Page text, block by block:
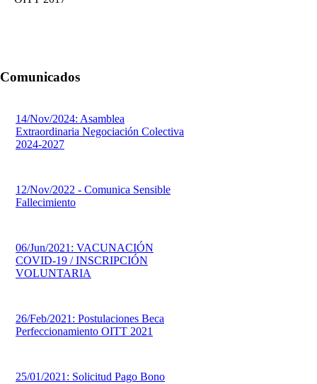
Comunicados
14/Nov/2024: Asamblea
Extraordinaria Negociación Colectiva
2024-2027
12/Nov/2022 - Comunica Sensible
Fallecimiento
06/Jun/2021: VACUNACIÓN
COVID-19 / INSCRIPCIÓN
VOLUNTARIA
26/Feb/2021: Postulaciones Beca
Perfeccionamiento OITT 2021
25/01/2021: Solicitud Pago Bono